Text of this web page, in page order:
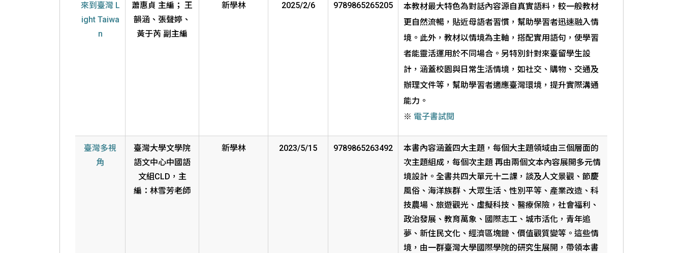
來到臺灣 L
ight Taiwa
n
蕭惠貞 主編； 王
韻涵、張聲婷、
黃于芮 副主編
新學林 2025/2/6 9789865265205
本教材最大特色為對話內容源自真實語料，較一般教材
更自然流暢，貼近母語者習慣，幫助學習者迅速融入情
境。此外，教材以情境為主軸，搭配實用語句，使學習
者能靈活運用於不同場合。另特別針對來臺留學生設
計，涵蓋校園與日常生活情境，如社交、購物、交通及
辦理文件等，幫助學習者適應臺灣環境，提升實際溝通
能力。
※ 電子書試閱
臺灣多視
角
臺灣大學文學院
語文中心中國語
文組CLD，主
編：林雪芳老師
新學林 2023/5/15 9789865263492
本書內容涵蓋四大主題，每個大主題領域由三個層面的
次主題組成，每個次主題 再由兩個文本內容展開多元情
境設計。全書共四大單元十二課，談及人文景觀、節慶
風俗、海洋族群、大眾生活、性別平等、產業改造、科
技農場、旅遊觀光、虛擬科技、醫療保險，社會福利、
政治發展、教育萬象、國際志工、城市活化，青年追
夢、新住民文化、經濟區塊鏈、價值觀質變等。這些情
境，由一群臺灣大學國際學院的研究生展開，帶領本書